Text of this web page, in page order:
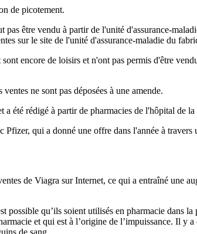
de picotement.
être vendu à partir de l'unité d'assurance-
sur le site de l'unité d'assurance-maladie du
encore de loisirs et n'ont pas permis d'être
ne sont pas déposées à une amende.
été rédigé à partir de pharmacies de l'hôpital de
qui a donné une offre dans l'année à travers
de Viagra sur Internet, ce qui a entraîné une
possible qu’ils soient utilisés en pharmacie dans la
et qui est à l’origine de l’impuissance. Il y a
de sang.